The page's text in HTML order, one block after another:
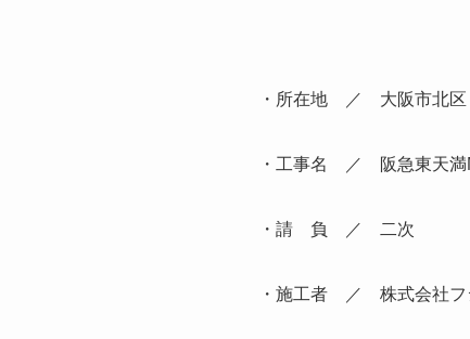
・所在地 ／ 大阪市北区
・工事名 ／ 阪急東天満
・請 負 ／ 二次
・施工者 ／ 株式会社フ